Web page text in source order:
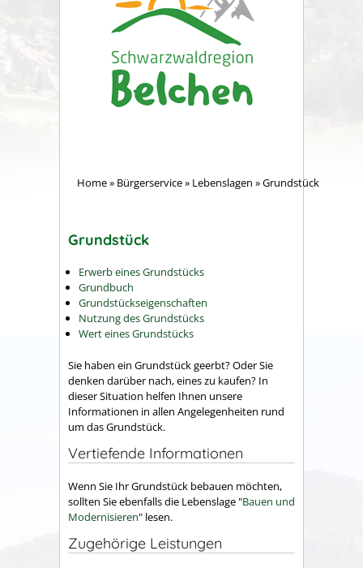
Home» Bürgerservice» Lebenslagen »Grundstück
Grundstück
Erwerb eines Grundstücks
Grundbuch
Grundstückseigenschaften
Nutzung des Grundstücks
Wert eines Grundstücks
Sie haben ein Grundstück geerbt? Oder Sie
denken darüber nach, eines zu kaufen? In
dieser Situation helfen Ihnen unsere
Informationen in allen Angelegenheiten rund
um das Grundstück.
Vertiefende Informationen
Wenn Sie Ihr Grundstück bebauen möchten,
sollten Sie ebenfalls die Lebenslage "Bauen und
Modernisieren" lesen.
Zugehörige Leistungen